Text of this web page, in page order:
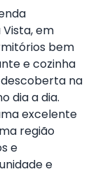
em
bem
e cozinha
na
dia a dia.
excelente
região
e
e